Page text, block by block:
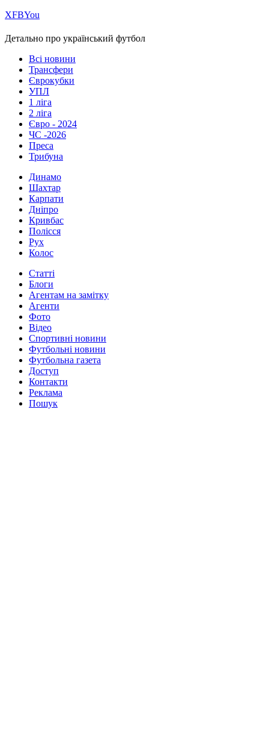
ХFBYou
Детально про український футбол
Всі новини
Трансфери
Єврокубки
УПЛ
1 ліга
2 ліга
Євро - 2024
ЧС -2026
Преса
Трибуна
Динамо
Шахтар
Карпати
Дніпро
Кривбас
Полісся
Рух
Колос
Статті
Блоги
Агентам на замітку
Агенти
Фото
Відео
Спортивні новини
Футбольні новини
Футбольна газета
Доступ
Контакти
Реклама
Пошук